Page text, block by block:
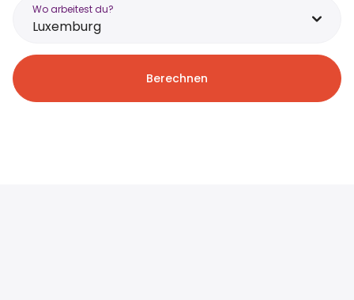
Wo arbeitest du?
Luxemburg
Berechnen